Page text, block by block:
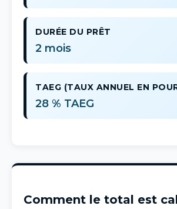
DURÉE DU PRÊT
2 mois
TAEG (TAUX ANNUEL EN
28 % TAEG
Comment le total est